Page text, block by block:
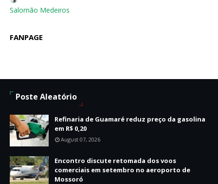
Salomão Medeiros
FANPAGE
Poste Aleatório
Refinaria de Guamaré reduz preço da gasolina
em R$ 0,20
August 07, 2026
Encontro discute retomada dos voos
comerciais em setembro no aeroporto de
Mossoró